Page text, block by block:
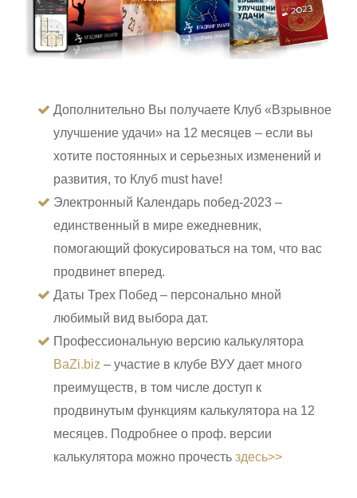
Дополнительно Вы получаете Клуб «Взрывное
улучшение удачи» на 12 месяцев – если вы
хотите постоянных и серьезных изменений и
развития, то Клуб must have!
Электронный Календарь побед-2023 –
единственный в мире ежедневник,
помогающий фокусироваться на том, что вас
продвинет вперед.
Даты Трех Побед – персонально мной
любимый вид выбора дат.
Профессиональную версию калькулятора
BaZi.biz– участие в клубе ВУУ дает много
преимуществ, в том числе доступ к
продвинутым функциям калькулятора на 12
месяцев. Подробнее о проф. версии
калькулятора можно прочесть здесь>>